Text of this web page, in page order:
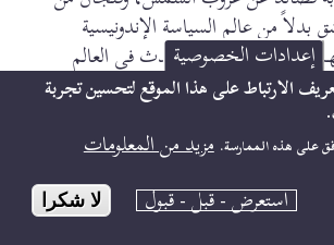
بدلاً من عالم السياسة الإندونيسية
يدركون أن كل ما يحدث في العالم
يرسو في نهاية المطاف في نفس ميناء
إعدادات الخصوصية
الارتباط على هذا الموقع لتحسين تجربة
على هذه الممارسة. مزيد من المعلومات
استعرض - قبل - قبول
لا شكرا